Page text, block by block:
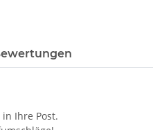
Ihre Post.